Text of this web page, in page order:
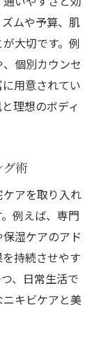
ムや予算、肌
大切です。例
個別カウンセ
用意されてい
理想のボディ
グ術
アを取り入れ
例えば、専門
湿ケアのアド
持続させやす
、日常生活で
キビケアと美